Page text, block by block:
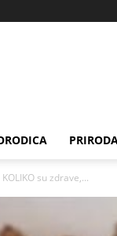
su zdrave,...